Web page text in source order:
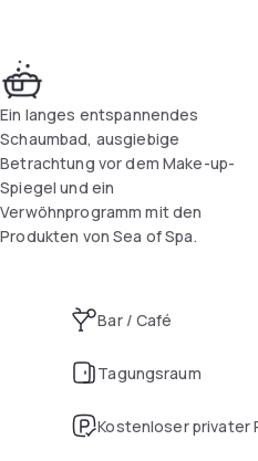
Ein langes entspannendes
Schaumbad, ausgiebige
Betrachtung vor dem Make-up-
Spiegel und ein
Verwöhnprogramm mit den
Produkten von Sea of Spa.
Bar / Café
Tagungsraum
Kostenloser privater